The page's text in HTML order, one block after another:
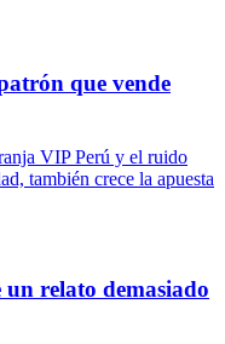
que vende
VIP Perú y el ruido
también crece la apuesta
relato demasiado